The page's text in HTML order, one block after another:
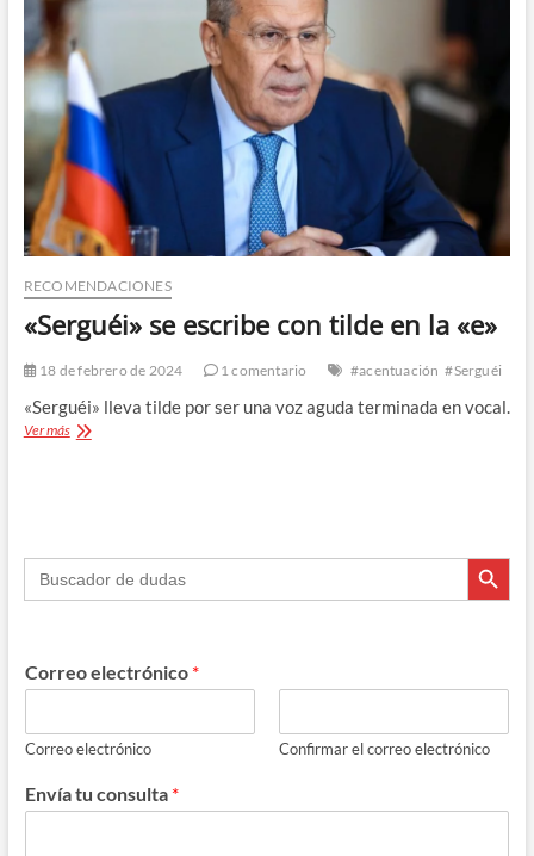
RECOMENDACIONES
«Serguéi» se escribe con tilde en la «e»
18 de febrero de 2024 1 comentario #acentuación #Serguéi
«Serguéi» lleva tilde por ser una voz aguda terminada en vocal.
Ver más«Serguéi»
la
«e»
Buscar: Botón de
Correo electrónico *
Correo electrónico Confirmar el correo electrónico
Envía tu consulta *